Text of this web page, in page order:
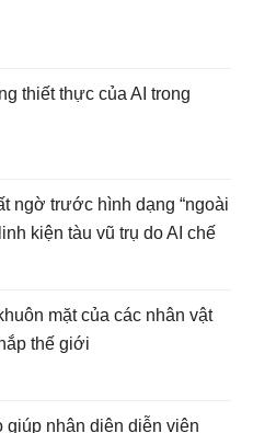
thiết thực của AI trong
ngờ trước hình dạng “ngoài
kiện tàu vũ trụ do AI chế
mặt của các nhân vật
thế giới
giúp nhận diện diễn viên